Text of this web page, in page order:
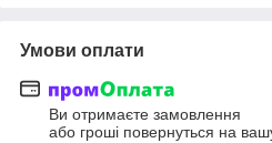
Умови оплати
Ви отримаєте замовлення
або гроші повернуться на